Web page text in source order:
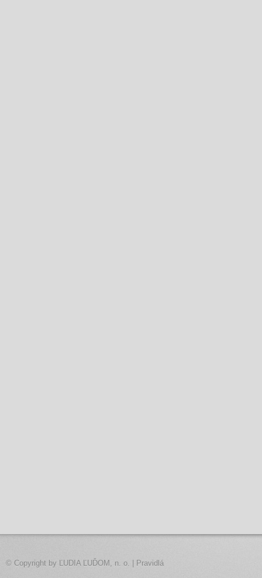
© Copyright by ĽUDIA ĽUĎOM, n. o. Pravidlá